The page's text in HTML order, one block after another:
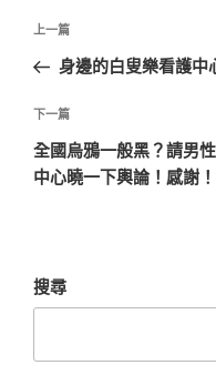
文
導
覽
上
一
文
章
上一篇
身邊的白叟樂看護
下
一
篇
下一篇
全國烏鴉一般黑？請男
中心曉一下輿論！感謝！
搜尋